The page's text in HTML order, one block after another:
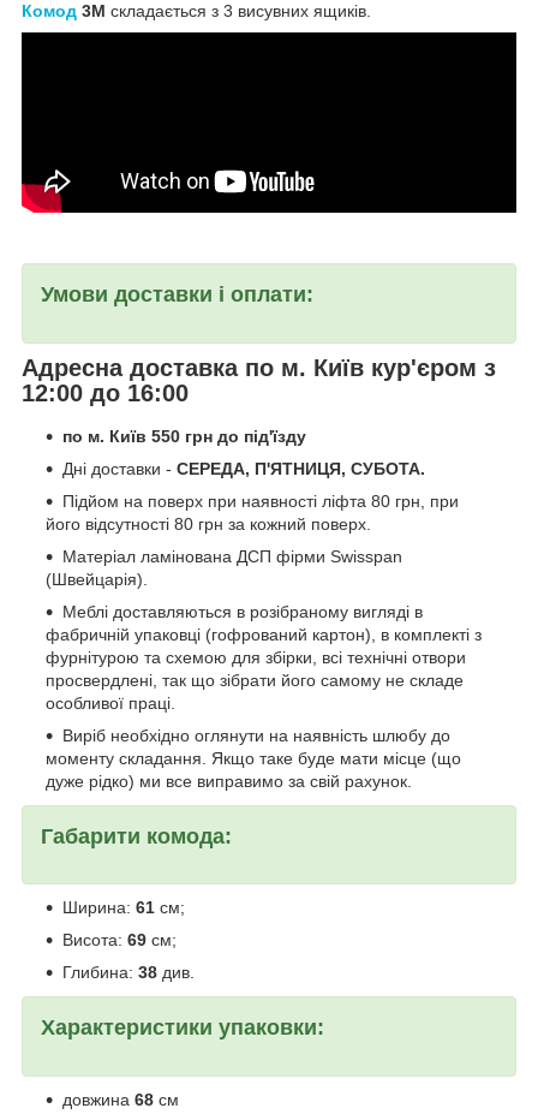
Комод 3М складається з 3 висувних ящиків.
Умови доставки і оплати:
Адресна доставка по м. Київ кур'єром з
12:00 до 16:00
по м. Київ 550 грн до під'їзду
Дні доставки - СЕРЕДА, П'ЯТНИЦЯ, СУБОТА.
Підйом на поверх при наявності ліфта 80 грн, при
його відсутності 80 грн за кожний поверх.
Матеріал ламінована ДСП фірми Swisspan
(Швейцарія).
Меблі доставляються в розібраному вигляді в
фабричній упаковці (гофрований картон), в комплекті з
фурнітурою та схемою для збірки, всі технічні отвори
просвердлені, так що зібрати його самому не складе
особливої праці.
Виріб необхідно оглянути на наявність шлюбу до
моменту складання. Якщо таке буде мати місце (що
дуже рідко) ми все виправимо за свій рахунок.
Габарити комода:
Ширина: 61 см;
Висота: 69 см;
Глибина: 38 див.
Характеристики упаковки:
довжина 68 см